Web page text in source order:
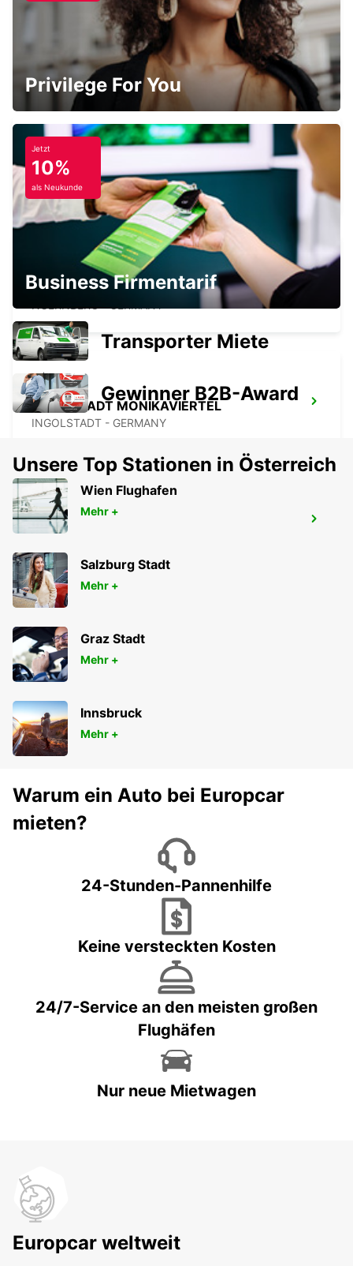
INGOLSTADT AUDI FORUM (NUR
RÜCKGABE)
INGOLSTADT - GERMANY
HEIDENHEIM
HEIDENHEIM - GERMANY
NÜRNBERG FLUGHAFEN
INGOLSTADT MONIKAVIERTEL
INGOLSTADT - GERMANY
NEUMARKT
Privilege For You
Jetzt
10%
als Neukunde
Business Firmentarif
Transporter Miete
Gewinner B2B-Award
Unsere Top Stationen in Österreich
Wien Flughafen
Mehr +
Salzburg Stadt
Mehr +
Graz Stadt
Mehr +
Innsbruck
Mehr +
Warum ein Auto bei Europcar
mieten?
24-Stunden-Pannenhilfe
Keine versteckten Kosten
24/7-Service an den meisten großen
Flughäfen
Nur neue Mietwagen
Europcar weltweit